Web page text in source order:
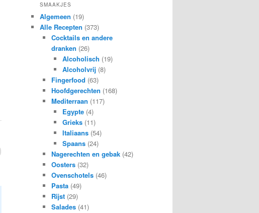
SMAAKJES
Algemeen (19)
Alle Recepten (373)
Cocktails en andere
dranken (26)
Alcoholisch (19)
Alcoholvrij (8)
Fingerfood (63)
Hoofdgerechten (168)
Mediterraan (117)
Egypte (4)
Grieks (11)
Italiaans (54)
Spaans (24)
Nagerechten en gebak(42)
Oosters(32)
Ovenschotels(46)
Pasta(49)
Rijst(29)
Salades(41)